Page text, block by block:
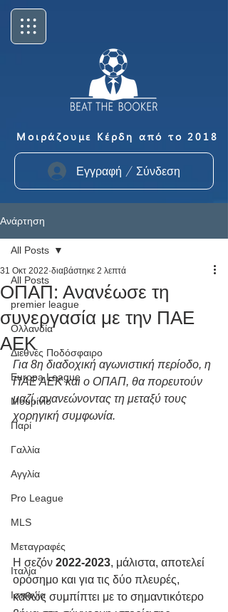
Μοιράζουμε Κέρδη από το 2018
Εγγραφή / Σύνδεση
Ανάρτηση
All Posts
premier league
Ολλανδία
Διεθνές Ποδόσφαιρο
Europa League
Μουρίνιο
Παρί
Γαλλία
Αγγλία
Pro League
MLS
Μεταγραφές
Ιταλία
Ισπανία
All Posts
ΟΠΑΠ: Ανανέωσε τη
συνεργασία με την ΠΑΕ
ΑΕΚ
31 Οκτ 2022 διαβάστηκε 2 λεπτά
Για 8η διαδοχική αγωνιστική περίοδο, η
ΠΑΕ ΑΕΚ και ο ΟΠΑΠ, θα πορευτούν
μαζί, ανανεώνοντας τη μεταξύ τους
χορηγική συμφωνία.
Η σεζόν 2022-2023, μάλιστα, αποτελεί
ορόσημο και για τις δύο πλευρές,
καθώς συμπίπτει με το σημαντικότερο